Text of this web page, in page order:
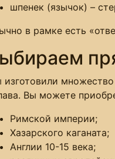
шпенек (язычок) –
в рамке есть
Вы можете
Римской империи;
Хазарского каганата;
Англии 10-15 века;